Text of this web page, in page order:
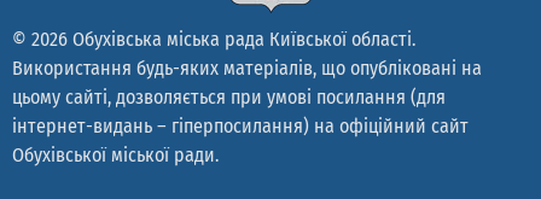
© 2026 Обухівська міська рада Київської області.
Використання будь-яких матеріалів, що опубліковані на
цьому сайті, дозволяється при умові посилання (для
інтернет-видань – гіперпосилання) на офіційний сайт
Обухівської міської ради.